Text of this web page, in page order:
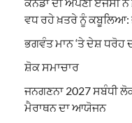
ਵਧ ਰਹੇ ਖ਼ਤਰੇ ਨੂੰ ਕਬੂਲਿਆ:
ਭਗਵੰਤ ਮਾਨ ‘ਤੇ ਦੇਸ਼ ਧਰੋਹ
ਸ਼ੋਕ ਸਮਾਚਾਰ
ਜਨਗਣਨਾ 2027 ਸਬੰਧੀ
ਮੈਰਾਥਨ ਦਾ ਆਯੋਜਨ